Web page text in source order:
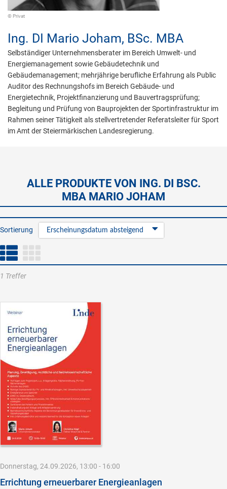
© Privat
Ing. DI Mario Joham, BSc. MBA
Selbständiger Unternehmensberater im Bereich Umwelt- und
Energiemanagement sowie Gebäudetechnik und
Gebäudemanagement; mehrjährige berufliche Erfahrung als Public
Auditor des Rechnungshofs im Bereich Gebäude- und
Energietechnik, Projektfinanzierung und Bauvertragsprüfung;
Begleitung und Prüfung von Bauprojekten der Sportinfrastruktur im
Rahmen seiner Tätigkeit als stellvertretender Referatsleiter für Sport
im Amt der Steiermärkischen Landesregierung.
ALLE PRODUKTE VON ING. DI BSC.
MBA MARIO JOHAM
Sortierung Erscheinungsdatum absteigend
1 Treffer
Donnerstag, 24.09.2026, 13:00 - 16:00
Errichtung erneuerbarer Energieanlagen